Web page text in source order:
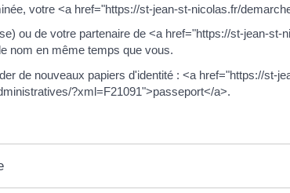
votre <a href="https://st-jean-st-nicolas.fr/
ou de votre partenaire de <a href="https://st-jean-
nom en même temps que vous.
de nouveaux papiers d'identité : <a href="https://
?xml=F21091">passeport</a>.